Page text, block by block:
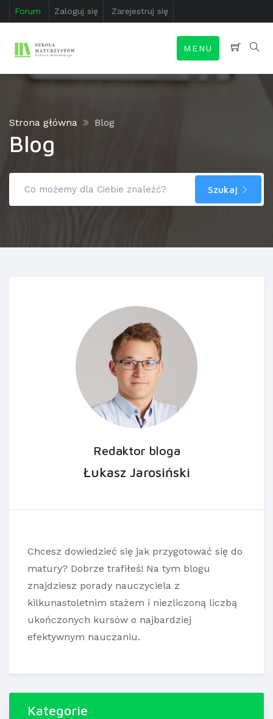
Forum Zaloguj się Zarejestruj się
MENU
Strona główna Blog
Blog
Szukaj
Redaktor bloga
Łukasz Jarosiński
Chcesz dowiedzieć się jak przygotować się do
matury? Dobrze trafiłeś! Na tym blogu
znajdziesz porady nauczyciela z
kilkunastoletnim stażem i niezliczoną liczbą
ukończonych kursów o najbardziej
efektywnym nauczaniu.
Kategorie